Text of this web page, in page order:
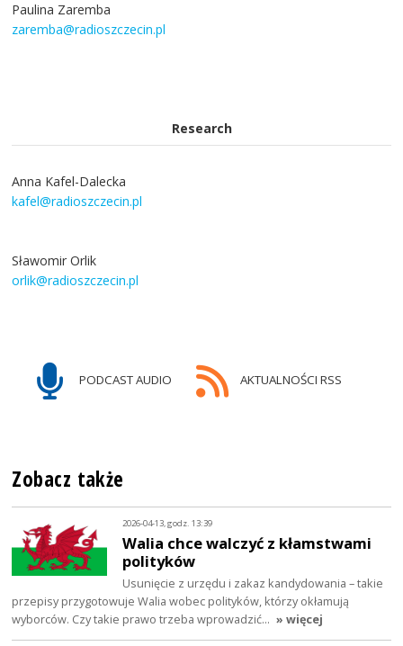
Paulina Zaremba
zaremba@radioszczecin.pl
Research
Anna Kafel-Dalecka
kafel@radioszczecin.pl
Sławomir Orlik
orlik@radioszczecin.pl
PODCAST AUDIO AKTUALNOŚCI RSS
Zobacz także
2026-04-13, godz. 13:39
Walia chce walczyć z kłamstwami
polityków
Usunięcie z urzędu i zakaz kandydowania – takie
przepisy przygotowuje Walia wobec polityków, którzy okłamują
wyborców. Czy takie prawo trzeba wprowadzić… » więcej